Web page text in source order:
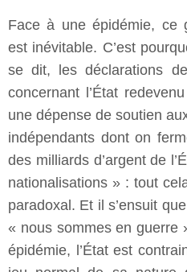
Face à une épidémie, ce
est inévitable. C’est
se dit, les déclarations
concernant l’État
une dépense de soutien
indépendants dont on
des milliards d’argent de
nationalisations » : tout
paradoxal. Et il s’ensuit
« nous sommes en guerre
épidémie, l’État est